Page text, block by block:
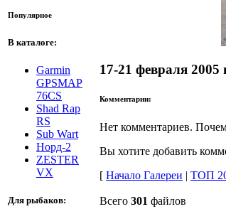
Популярное
В каталоге:
Garmin
GPSMAP
76CS
Shad Rap
RS
Sub Wart
Норд-2
ZESTER
VX
Для рыбаков:
17-21 февраля
Комментарии:
Нет комментариев.
Вы хотите добавить
[ Начало Галереи | TOП
Всего 301 файлов